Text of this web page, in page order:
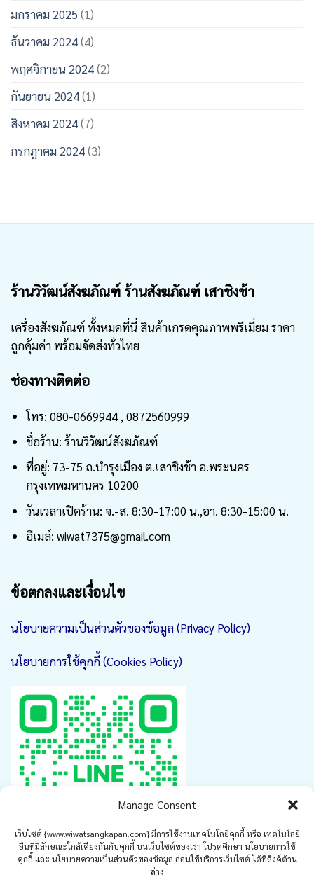
Manage Consent
เว็บไซต์ {www.wiwatsangkapan.com} มีการใช้งานเทคโนโลยีคุกกี้ หรือ เทคโนโลยี
อื่นที่มีลักษณะใกล้เคียงกันกับคุกกี้ บนเว็บไซต์ของเรา โปรดศึกษา นโยบายการใช้
คุกกี้ และ นโยบายความเป็นส่วนตัวของข้อมูล ก่อนใช้บริการเว็บไซต์ ได้ที่ลิงค์ด้าน
ล่าง
มกราคม 2025 (1)
ธันวาคม 2024(4)
พฤศจิกายน 2024(2)
กันยายน 2024(1)
สิงหาคม 2024(7)
กรกฎาคม 2024(3)
ร้านวิวัฒน์สังฆภัณฑ์ ร้านสังฆภัณฑ์ เสาชิงช้า
เครื่องสังฆภัณฑ์ ทั้งหมดที่นี่ สินค้าเกรดคุณภาพพรีเมี่ยม ราคา
ถูกคุ้มค่า พร้อมจัดส่งทั่วไทย
ช่องทางติดต่อ
โทร: 080-0669944 , 0872560999
ชื่อร้าน: ร้านวิวัฒน์สังฆภัณฑ์
ที่อยู่: 73-75 ถ.บำรุงเมือง ต.เสาชิงช้า อ.พระนคร
กรุงเทพมหานคร 10200
วันเวลาเปิดร้าน: จ.-ส. 8:30-17:00 น.,อา. 8:30-15:00 น.
อีเมล์: wiwat7375@gmail.com
ข้อตกลงและเงื่อนไข
นโยบายความเป็นส่วนตัวของข้อมูล (Privacy Policy)
นโยบายการใช้คุกกี้ (Cookies Policy)